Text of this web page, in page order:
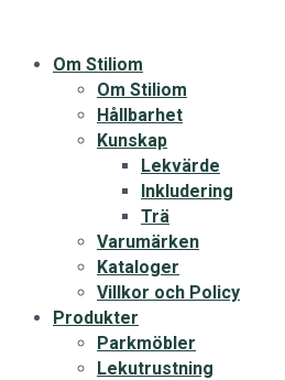
Om Stiliom
Om Stiliom
Hållbarhet
Kunskap
Lekvärde
Inkludering
Trä
Varumärken
Kataloger
Villkor och Policy
Produkter
Parkmöbler
Lekutrustning